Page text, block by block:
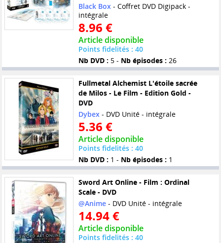
Black Box- Coffret DVD Digipack -
intégrale
8.96 €
Article disponible
Points fidelités : 40
Nb DVD : 5 - Nb épisodes : 26
Fullmetal Alchemist L'étoile sacrée
de Milos - Le Film - Edition Gold -
DVD
Dybex- DVD Unité - intégrale
5.36 €
Article disponible
Points fidelités : 40
Nb DVD : 1 - Nb épisodes : 1
Sword Art Online - Film : Ordinal
Scale - DVD
@Anime- DVD Unité - intégrale
14.94 €
Article disponible
Points fidelités : 40